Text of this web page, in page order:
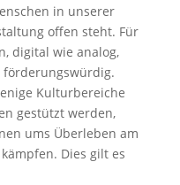
in unserer
offen steht. Für
digital wie analog,
Kulturbereiche
gestützt werden,
ums Überleben am
Dies gilt es